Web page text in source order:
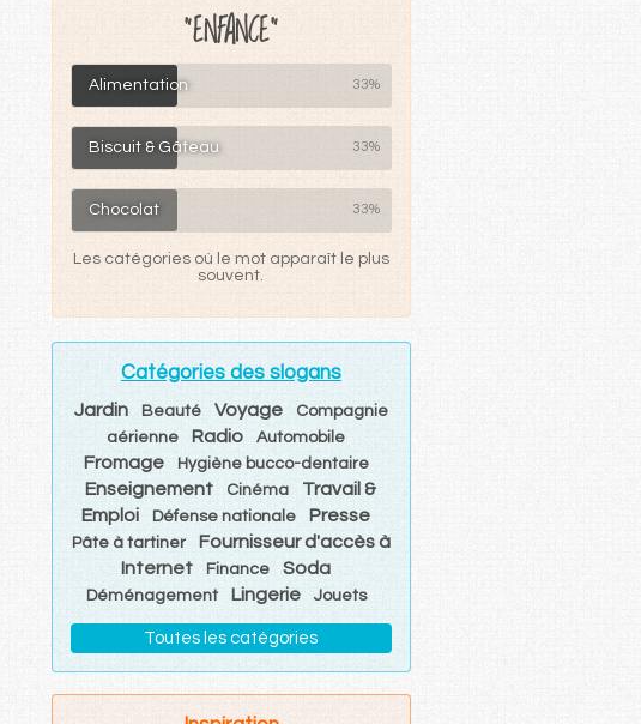
"ENFANCE"
Alimentation 33%
Biscuit & Gâteau 33%
Chocolat 33%
Les catégories où le mot apparaît le plus
souvent.
Catégories des slogans
Jardin Beauté Voyage
Compagnie
aérienne
Radio Automobile
Fromage Hygiène bucco-dentaire
Enseignement Cinéma
Travail &
Emploi
Défense nationale Presse
Pâte à tartiner
Fournisseur d'accès à
Internet
Finance Soda
Déménagement Lingerie Jouets
Toutes les catégories